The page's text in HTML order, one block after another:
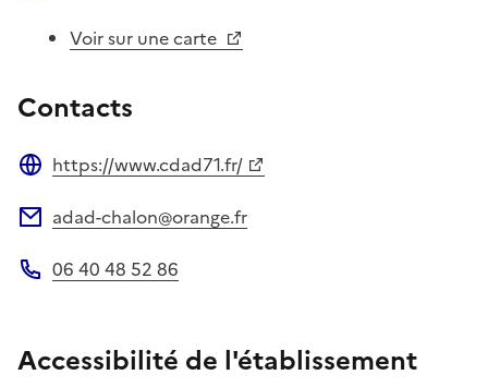
Voir sur une carte
Contacts
https://www.cdad71.fr/
adad-chalon@orange.fr
06 40 48 52 86
Accessibilité de l'établissement